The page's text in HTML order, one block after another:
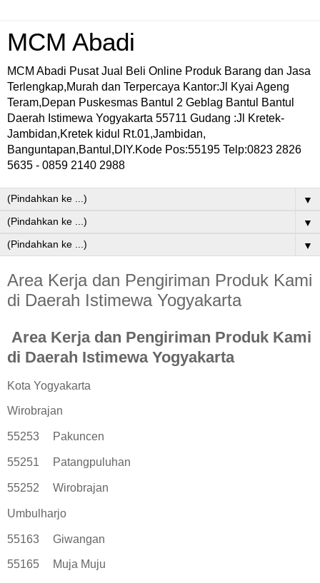
MCM Abadi
MCM Abadi Pusat Jual Beli Online Produk Barang dan Jasa
Terlengkap,Murah dan Terpercaya Kantor:Jl Kyai Ageng
Teram,Depan Puskesmas Bantul 2 Geblag Bantul Bantul
Daerah Istimewa Yogyakarta 55711 Gudang :Jl Kretek-
Jambidan,Kretek kidul Rt.01,Jambidan,
Banguntapan,Bantul,DIY.Kode Pos:55195 Telp:0823 2826
5635 - 0859 2140 2988
▼
▼
▼
Area Kerja dan Pengiriman Produk Kami
di Daerah Istimewa Yogyakarta
Area Kerja dan Pengiriman Produk Kami
di Daerah Istimewa Yogyakarta
Kota Yogyakarta
Wirobrajan
55253 Pakuncen
55251 Patangpuluhan
55252 Wirobrajan
Umbulharjo
55163 Giwangan
55165 Muja Muju